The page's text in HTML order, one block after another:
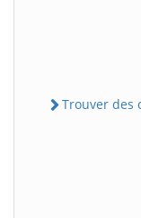
Trouver des